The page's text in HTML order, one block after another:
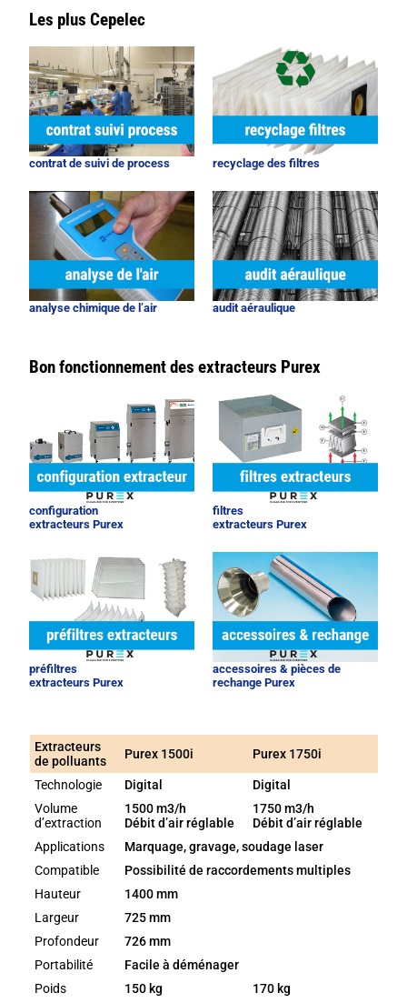
Les plus Cepelec
contrat de suivi de process recyclage des filtres
analyse chimique de l’air audit aéraulique
Bon fonctionnement des extracteurs Purex
configuration
extracteurs Purex
filtres
extracteurs Purex
préfiltres
extracteurs Purex
accessoires & pièces de
rechange Purex
Extracteurs
de polluants
Purex 1500i Purex 1750i
Technologie Digital
Digital
Volume
d’extraction
1500 m3/h
Débit d’air réglable
1750 m3/h
Débit d’air réglable
Applications
Marquage, gravage, soudage laser
Compatible
Possibilité de raccordements multiples
Hauteur
1400 mm
Largeur
725 mm
Profondeur
726 mm
Portabilité
Facile à déménager
Poids
150 kg
170 kg